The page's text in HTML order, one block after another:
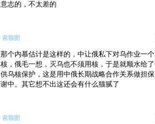
意志的，不太差的
索额图
那个内慕估计是这样的，中让俄私下对乌作业一
核，俄毛一想，灭乌也不须用核，于是就顺水给
供乌核保护，这是用中俄长期战略合作关系做担
谢中。其它想不出这还会有什么猫腻了
索额图